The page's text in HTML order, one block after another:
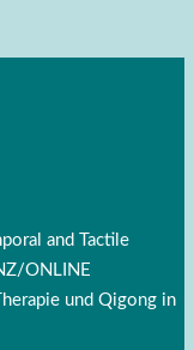
and Tactile
ONLINE
und Qigong in